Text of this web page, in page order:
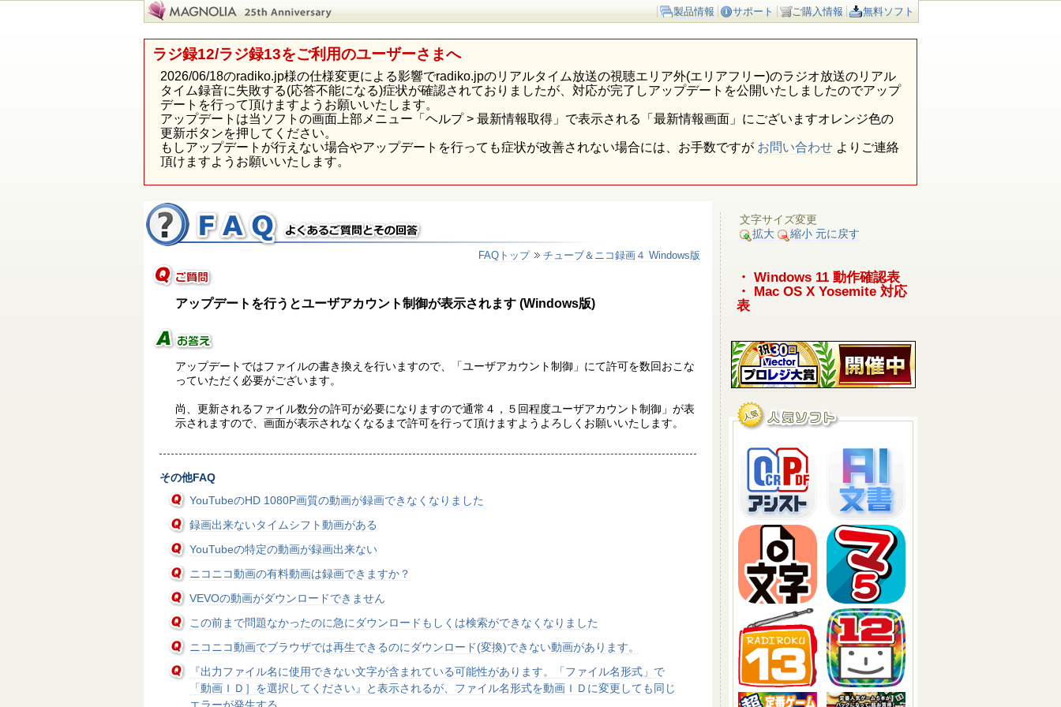
製品情報 サポート ご購入情報 無料ソフト
ラジ録12/ラジ録13をご利用のユーザーさまへ
2026/06/18のradiko.jp様の仕様変更による影響でradiko.jpのリアルタイム放送の視聴エリア外(エリアフリー)のラジオ放送のリアル
タイム録音に失敗する(応答不能になる)症状が確認されておりましたが、対応が完了しアップデートを公開いたしましたのでアップ
デートを行って頂けますようお願いいたします。
アップデートは当ソフトの画面上部メニュー「ヘルプ > 最新情報取得」で表示される「最新情報画面」にございますオレンジ色の
更新ボタンを押してください。
もしアップデートが行えない場合やアップデートを行っても症状が改善されない場合には、お手数ですが お問い合わせ よりご連絡
頂けますようお願いいたします。
FAQトップ チューブ＆ニコ録画４ Windows版
アップデートを行うとユーザアカウント制御が表示されます (Windows版)
アップデートではファイルの書き換えを行いますので、「ユーザアカウント制御」にて許可を数回おこな
っていただく必要がございます。
尚、更新されるファイル数分の許可が必要になりますので通常４，５回程度ユーザアカウント制御」が表
示されますので、画面が表示されなくなるまで許可を行って頂けますようよろしくお願いいたします。
その他FAQ
YouTubeのHD 1080P画質の動画が録画できなくなりました
録画出来ないタイムシフト動画がある
YouTubeの特定の動画が録画出来ない
ニコニコ動画の有料動画は録画できますか？
VEVOの動画がダウンロードできません
この前まで問題なかったのに急にダウンロードもしくは検索ができなくなりました
ニコニコ動画でブラウザでは再生できるのにダウンロード(変換)できない動画があります。
『出力ファイル名に使用できない文字が含まれている可能性があります。「ファイル名形式」で
「動画ＩＤ］を選択してください』と表示されるが、ファイル名形式を動画ＩＤに変更しても同じ
文字サイズ変更
拡大
縮小 元に戻す
・ Windows 11 動作確認表
・ Mac OS X Yosemite 対応
表